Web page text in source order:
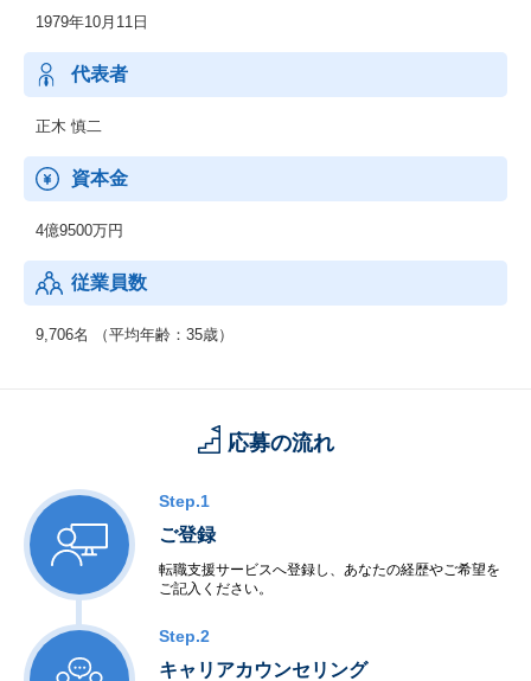
ーズに幅広くお応えします。
上流工程から下流工程までご提案いたします。
3．新技術領域 (RPA・セキュリティ等)
RPA、IoT、セキュリティ、MBD、ドローン等の新技術領域へのニ
【男女比】
【年齢構成】
：20代：33％、30代：41％、40代以上：26％
【勤続年数】
：残業平均15.8時間、有給取得率90.0%、育休・産休取得率10
0％、復職率89％※男性も育児休暇取得実績があります。
1979年10月11日
代表者
正木 慎二
資本金
4億9500万円
従業員数
9,706名 （平均年齢：35歳）
応募の流れ
Step.1
ご登録
転職支援サービスへ登録し、あなたの経歴やご希望を
ご記入ください。
Step.2
キャリアカウンセリング